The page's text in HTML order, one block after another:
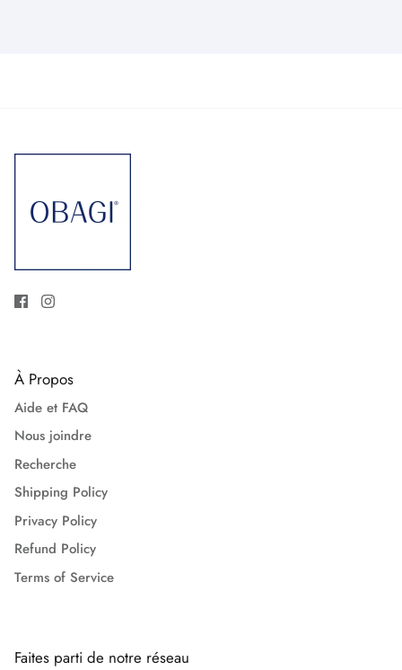
À Propos
Aide et FAQ
Nous joindre
Recherche
Shipping Policy
Privacy Policy
Refund Policy
Terms of Service
Faites parti de notre réseau